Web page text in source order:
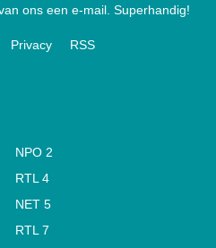
ons een e-mail. Superhandig!
Privacy RSS
NPO 2
RTL 4
NET 5
RTL 7